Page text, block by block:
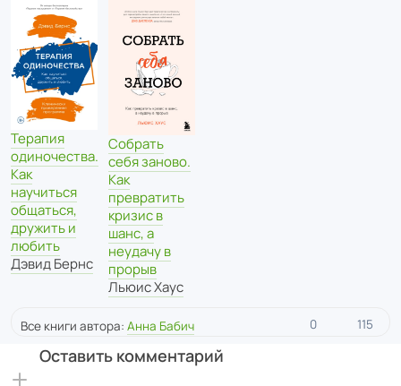
Терапия
одиночества.
Как
научиться
общаться,
дружить и
любить
Дэвид Бернс
Собрать
себя заново.
Как
превратить
кризис в
шанс, а
неудачу в
прорыв
Льюис Хаус
Все книги автора: Анна Бабич 0 115
Оставить комментарий